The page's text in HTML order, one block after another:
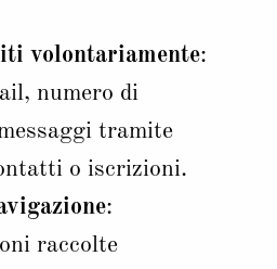
volontariamente:
numero di
tramite
o iscrizioni.
:
raccolte